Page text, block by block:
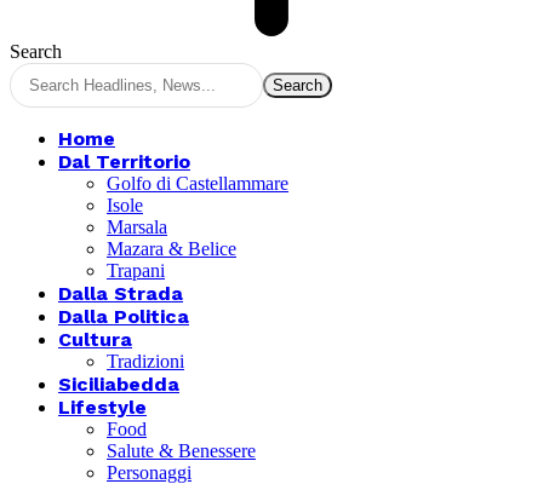
Search
Home
Dal Territorio
Golfo di Castellammare
Isole
Marsala
Mazara & Belice
Trapani
Dalla Strada
Dalla Politica
Cultura
Tradizioni
Siciliabedda
Lifestyle
Food
Salute & Benessere
Personaggi